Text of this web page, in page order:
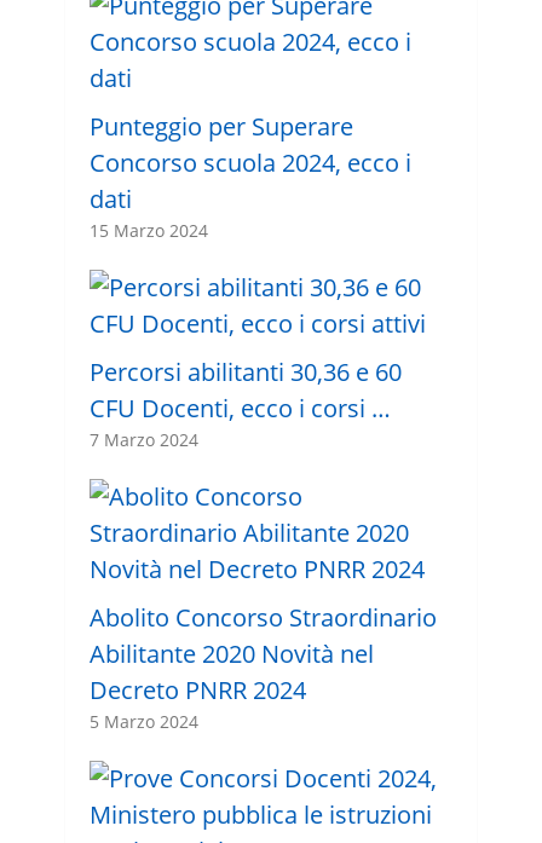
Punteggio per Superare
Concorso scuola 2024, ecco i
dati
15 Marzo 2024
Percorsi abilitanti 30,36 e 60
CFU Docenti, ecco i corsi …
7 Marzo 2024
Abolito Concorso Straordinario
Abilitante 2020 Novità nel
Decreto PNRR 2024
5 Marzo 2024